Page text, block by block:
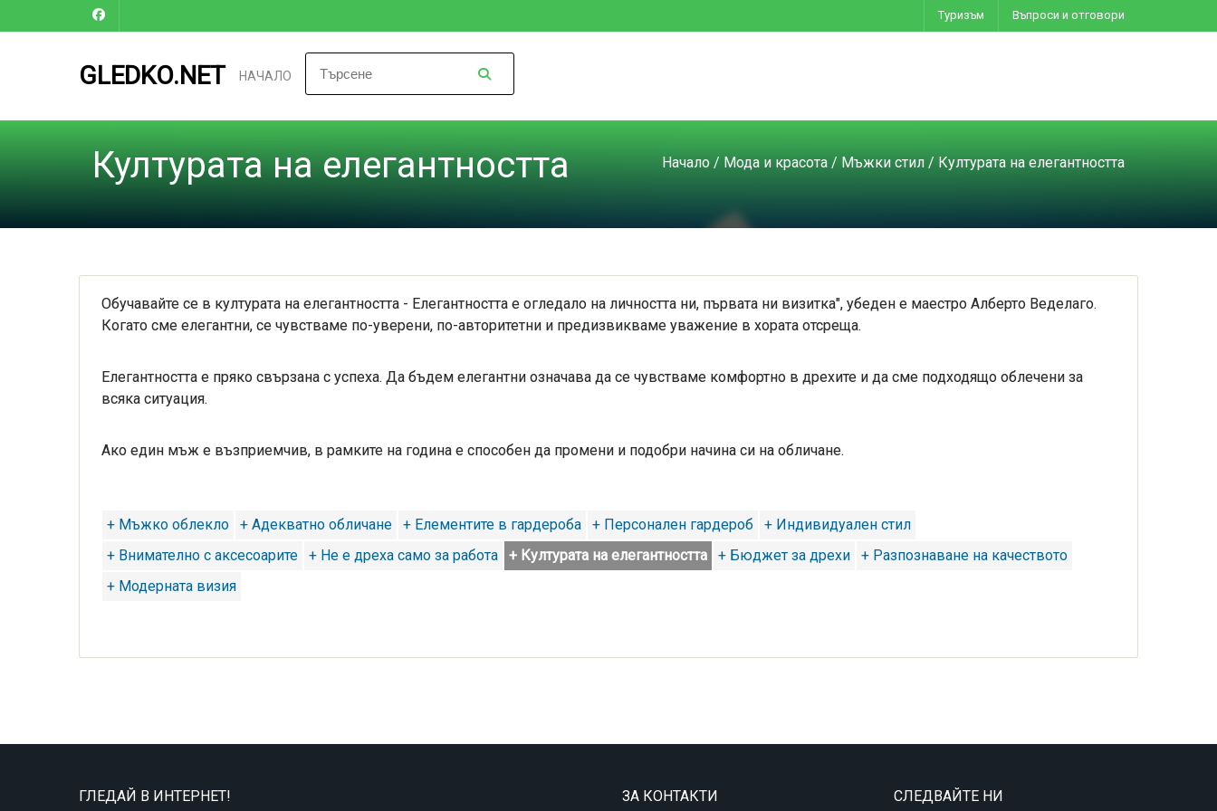
Туризъм Въпроси и отговори
GLEDKO.NET НАЧАЛО
Културата на елегантността Начало / Мода и красота / Мъжки стил / Културата на елегантността
Обучавайте се в културата на елегантността - Елегантността е огледало на личността ни, първата ни визитка", убеден е маестро Алберто Веделаго.
Когато сме елегантни, се чувстваме по-уверени, по-авторитетни и предизвикваме уважение в хората отсреща.
Елегантността е пряко свързана с успеха. Да бъдем елегантни означава да се чувстваме комфортно в дрехите и да сме подходящо облечени за
всяка ситуация.
Ако един мъж е възприемчив, в рамките на година е способен да промени и подобри начина си на обличане.
+ Мъжко облекло + Адекватно обличане + Елементите в гардероба + Персонален гардероб
+ Индивидуален стил
+ Внимателно с аксесоарите
+ Не е дреха само за работа + Културата на елегантността + Бюджет за дрехи
+ Разпознаване на качеството
+ Модерната визия
ГЛЕДАЙ В ИНТЕРНЕТ! ЗА КОНТАКТИ СЛЕДВАЙТЕ НИ